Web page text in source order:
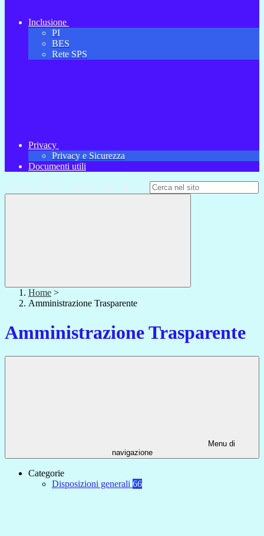
Inclusione
PI
BES
Rete SPS
Privacy
Privacy e Sicurezza
Documenti utili
Campo di ricerca per le pagine del sito
Home >
Amministrazione Trasparente
Amministrazione Trasparente
Menu di
navigazione
Categorie
Disposizioni generali 66